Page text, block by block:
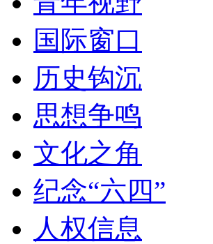
国际窗口
历史钩沉
思想争鸣
文化之角
纪念“六四”
人权信息